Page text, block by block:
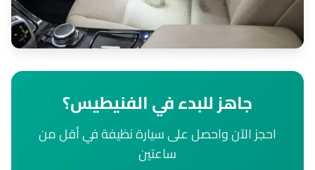
جاهز للبدء في الفنيطيس؟
احجز الآن واحصل على سيارة نظيفة في أقل من
ساعتين